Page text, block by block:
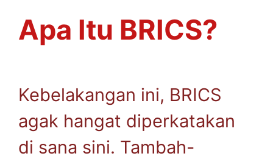
Apa Itu BRICS?
Kebelakangan ini, BRICS
agak hangat diperkatakan
di sana sini. Tambah-